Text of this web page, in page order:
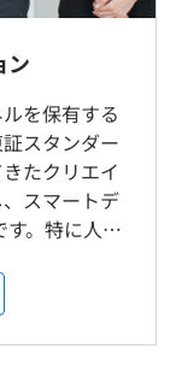
わせて選択可
まで在宅勤務可
相談可）
場所を含む）
ありません）
～15:00）
ン
を保有する
スタンダー
たクリエイ
スマートデ
。特に人々
だき、金融
業様に対